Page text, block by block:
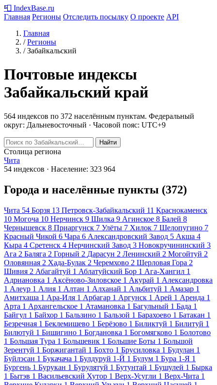
📮 IndexBase.ru
Главная Регионы Отследить посылку О проекте API
Главная
/ Регионы
/ Забайкальский
Почтовые индексы
Забайкальский край
564 индексов по 372 населённым пунктам. Федеральный
округ: Дальневосточный · Часовой пояс: UTC+9
Найти
Столица региона
Чита
54 индексов · Население: 323 964
Города и населённые пункты (372)
Чита 54 Борзя 13 Петровск-Забайкальский 11 Краснокаменск
10 Могоча 10 Нерчинск 9 Шилка 9 Агинское 8 Балей 8
Чернышевск 8 Приаргунск 7 Улёты 7 Хилок 7 Шелопугино 7
Красный Чикой 6 Чара 6 Александровский Завод 5 Акша 4
Кыра 4 Сретенск 4 Нерчинский Завод 3 Новокручининский 3
Ага 2 Баляга 2 Горный 2 Дарасун 2 Ленинский 2 Могойтуй 2
Оловянная 2 Хада-Булак 2 Черемхово 2 Шерловая Гора 2
Шивия 2 Абагайтуй 1 Аблатуйский Бор 1 Ага-Хангил 1
Адриановка 1 Аксёново-Зиловское 1 Акурай 1 Александровка
1 Алеур 1 Алия 1 Алтан 1 Алханай 1 Альбитуй 1 Амазар 1
Амитхаша 1 Ара-Иля 1 Арбагар 1 Аргунск 1 Арей 1 Аренда 1
Арта 1 Архангельское 1 Атамановка 1 Багульный 1 Бада 1
Байгул 1 Байхор 1 Бальзино 1 Бальзой 1 Барахоево 1 Батакан 1
Безречная 1 Беклемишево 1 Берёзово 1 Биликтуй 1 Билитуй 1
Билютуй 1 Бишигино 1 Богдановка 1 Богомягково 1 Болотово
1 Большая Тура 1 Большевик 1 Большие Боты 1 Большой
Зерентуй 1 Боржигантай 1 Бохто 1 Брусиловка 1 Будулан 1
Буйлэсан 1 Букачача 1 Булдуруй 1-Й 1 Булум 1 Бура 1-Я 1
Бургень 1 Бурукан 1 Бурулятуй 1 Бутунтай 1 Бушулей 1 Бырка
1 Бытэв 1 Васильевский Хутор 1 Верх-Усугли 1 Верх-Чита 1